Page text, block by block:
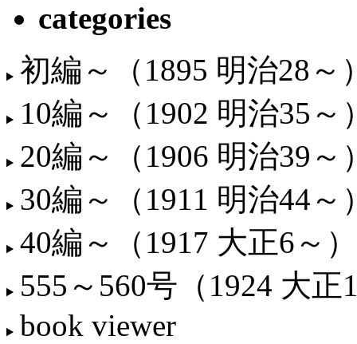
categories
初編～（1895 明治28～
10編～（1902 明治35～
20編～（1906 明治39～
30編～（1911 明治44～
40編～（1917 大正6～）
555～560号（1924 大正
book viewer